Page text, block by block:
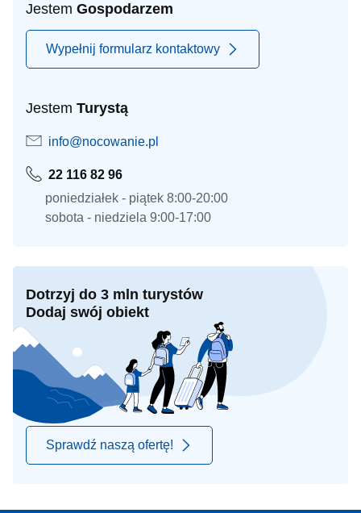
Jestem Gospodarzem
Wypełnij formularz kontaktowy
Jestem Turystą
info@nocowanie.pl
22 116 82 96
poniedziałek - piątek 8:00-20:00
sobota - niedziela 9:00-17:00
Dotrzyj do 3 mln turystów
Dodaj swój obiekt
Sprawdź naszą ofertę!